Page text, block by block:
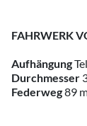
FAHRWERK
Aufhängung
Durchmesser
Federweg89